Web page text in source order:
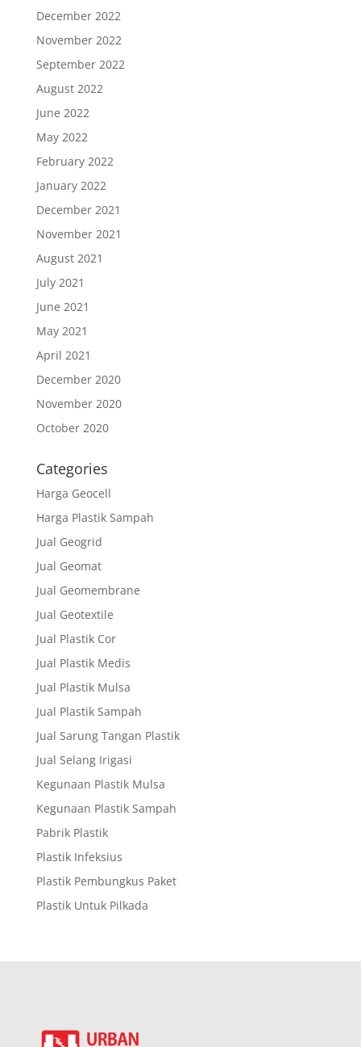
December 2022
November 2022
September 2022
August 2022
June 2022
May 2022
February 2022
January 2022
December 2021
November 2021
August 2021
July 2021
June 2021
May 2021
April 2021
December 2020
November 2020
October 2020
Categories
Harga Geocell
Harga Plastik Sampah
Jual Geogrid
Jual Geomat
Jual Geomembrane
Jual Geotextile
Jual Plastik Cor
Jual Plastik Medis
Jual Plastik Mulsa
Jual Plastik Sampah
Jual Sarung Tangan Plastik
Jual Selang Irigasi
Kegunaan Plastik Mulsa
Kegunaan Plastik Sampah
Pabrik Plastik
Plastik Infeksius
Plastik Pembungkus Paket
Plastik Untuk Pilkada